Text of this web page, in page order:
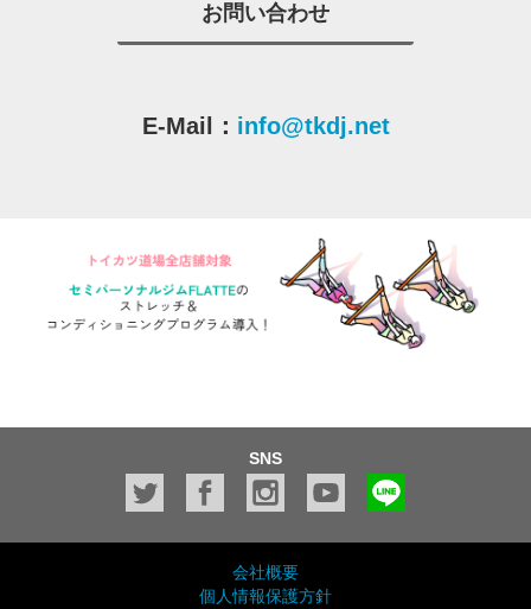
お問い合わせ
E-Mail： info@tkdj.net
SNS
会社概要
個人情報保護方針